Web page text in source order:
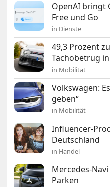
OpenAI bringt
Free und Go
in Dienste
49,3 Prozent
Tachobetrug
in Mobilität
Volkswagen:
geben“
in Mobilität
Influencer-
Deutschland
in Handel
Mercedes-
Parken